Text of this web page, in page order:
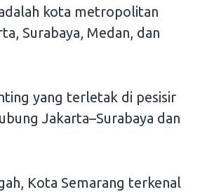
kota metropolitan
Surabaya, Medan, dan
yang terletak di pesisir
Jakarta–Surabaya dan
Kota Semarang terkenal